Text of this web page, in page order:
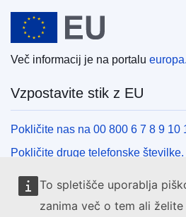
To spletišče uporablja
zanima več o tem ali
Evropska unija
Več informacij je na portalu
Vzpostavite stik z EU
Pokličite nas na 00 800 6 7 8 9 10
Pokličite druge telefonske številke.
Pišite nam s kontaktnim obrazcem.
Obiščite nas v enem od centrov EU.